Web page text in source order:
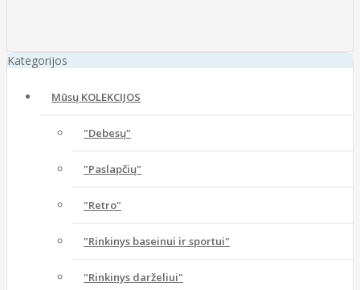
Kategorijos
Mūsų KOLEKCIJOS
"Debesų"
"Paslapčių"
"Retro"
"Rinkinys baseinui ir sportui"
"Rinkinys darželiui"